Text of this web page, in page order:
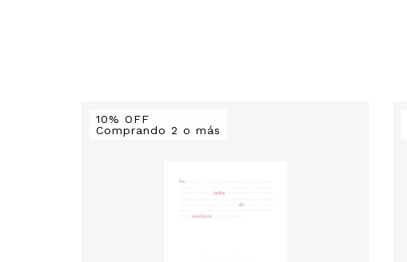
10% OFF
Comprando 2 o más